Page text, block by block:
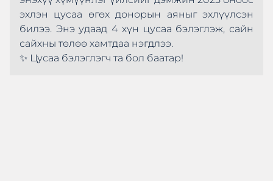
эхлэн цусаа өгөх донорын аяныг эхлүүлсэн
билээ. Энэ удаад 4 хүн цусаа бэлэглэж, сайн
сайхны төлөө хамтдаа нэгдлээ.
✨ Цусаа бэлэглэгч та бол баатар!